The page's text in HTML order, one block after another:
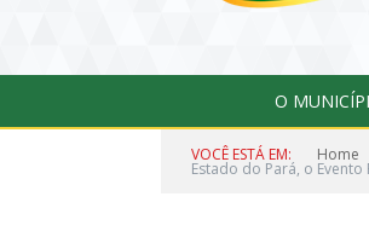
O
VOCÊ ESTÁ EM: Home
Estado do Pará, o